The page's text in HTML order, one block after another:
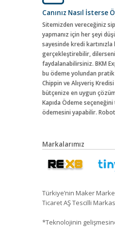
Canınız Nasıl İsterse
Sitemizden vereceğiniz
yapmanız için her şeyi
sayesinde kredi
gerçekleştirebilir,
faydalanabilirsiniz. BKM
bu ödeme yolundan
Chippin ve Alışveriş
bütçenize en uygun
Kapıda Ödeme
ödemesini yapabilir.
Markalarımız
Türkiye’nin Maker
Ticaret AŞ Tescilli
*Teknolojinin